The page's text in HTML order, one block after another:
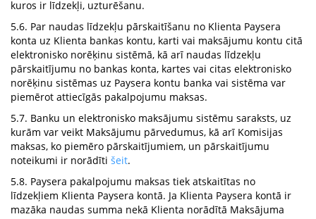
kuros ir līdzekļi, uzturēšanu.
5.6. Par naudas līdzekļu pārskaitīšanu no Klienta Paysera
konta uz Klienta bankas kontu, karti vai maksājumu kontu citā
elektronisko norēķinu sistēmā, kā arī naudas līdzekļu
pārskaitījumu no bankas konta, kartes vai citas elektronisko
norēķinu sistēmas uz Paysera kontu banka vai sistēma var
piemērot attiecīgās pakalpojumu maksas.
5.7. Banku un elektronisko maksājumu sistēmu saraksts, uz
kurām var veikt Maksājumu pārvedumus, kā arī Komisijas
maksas, ko piemēro pārskaitījumiem, un pārskaitījumu
noteikumi ir norādīti šeit.
5.8. Paysera pakalpojumu maksas tiek atskaitītas no
līdzekļiem Klienta Paysera kontā. Ja Klienta Paysera kontā ir
mazāka naudas summa nekā Klienta norādītā Maksājuma